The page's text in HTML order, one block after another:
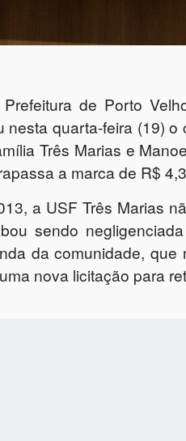
de Porto
nesta quarta-feira (19)
Três Marias e
a marca de R$
a USF Três Marias
sendo
da comunidade,
nova licitação para